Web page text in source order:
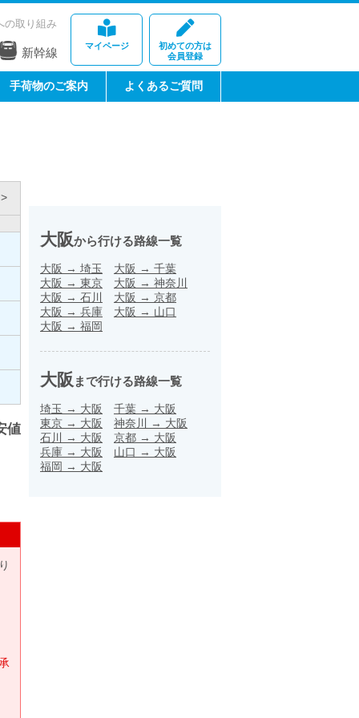
マイページ
初めての方は
会員登録
の取り組み
新幹線
手荷物のご案内 よくあるご質問
値
大阪から行ける路線一覧
大阪 → 埼玉 大阪 → 千葉
大阪 → 東京 大阪 → 神奈川
大阪 → 石川 大阪 → 京都
大阪 → 兵庫 大阪 → 山口
大阪 → 福岡
大阪 まで行ける路線一覧
埼玉 → 大阪 千葉 → 大阪
東京 → 大阪 神奈川 → 大阪
石川
→ 大阪 京都 → 大阪
兵庫 → 大阪 山口 → 大阪
福岡 → 大阪